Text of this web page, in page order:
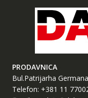
PRODAVNICA
Bul.Patrijarha
Telefon: +381 11